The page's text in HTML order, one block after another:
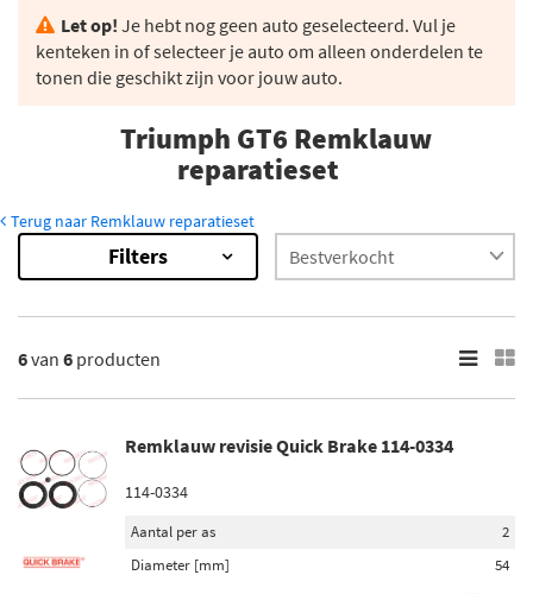
Let op! Je hebt nog geen auto geselecteerd. Vul je
kenteken in of selecteer je auto om alleen onderdelen te
tonen die geschikt zijn voor jouw auto.
Triumph GT6 Remklauw
reparatieset
Terug naar Remklauw reparatieset
Resultaten
×
Autofren Seinsa (4)
Voorraad
Niet op voorraad (3)
Op voorraad (3)
Filters
6van 6 producten
Remklauw revisie Quick Brake 114-0334
114-0334
Aantal per as
2
Diameter [mm]
54